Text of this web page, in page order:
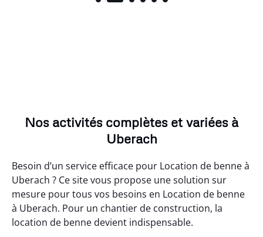
Nos activités complètes et variées à
Uberach
Besoin d’un service efficace pour Location de benne à
Uberach ? Ce site vous propose une solution sur
mesure pour tous vos besoins en Location de benne
à Uberach. Pour un chantier de construction, la
location de benne devient indispensable.